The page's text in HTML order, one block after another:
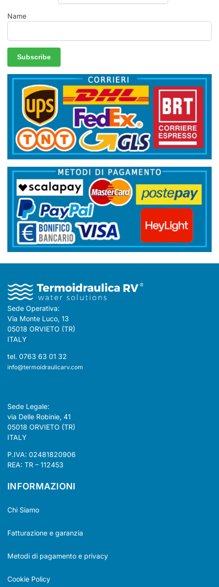
Name
Sede Operativa:
Via Monte Luco, 13
05018 ORVIETO (TR)
ITALY
tel. 0763 63 01 32
info@termoidraulicarv.com
Sede Legale:
via Delle Robinie, 41
05018 ORVIETO (TR)
ITALY
P.IVA: 02481820906
REA: TR – 112453
INFORMAZIONI
Chi Siamo
Fatturazione e garanzia
Metodi di pagamento e privacy
Cookie Policy